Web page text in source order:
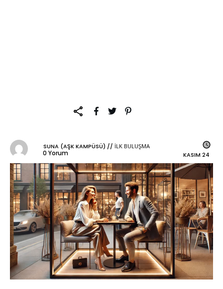
SUNA (AŞK KAMPÜSÜ) // İLK BULUŞMA
0 Yorum KASIM 24